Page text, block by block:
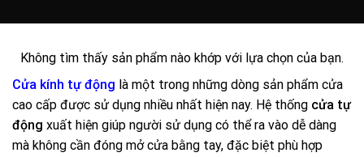
Không tìm thấy sản phẩm nào khớp với lựa chọn của bạn.
Cửa kính tự động là một trong những dòng sản phẩm cửa
cao cấp được sử dụng nhiều nhất hiện nay. Hệ thống cửa tự
động xuất hiện giúp người sử dụng có thể ra vào dễ dàng
mà không cần đóng mở cửa bằng tay, đặc biệt phù hợp